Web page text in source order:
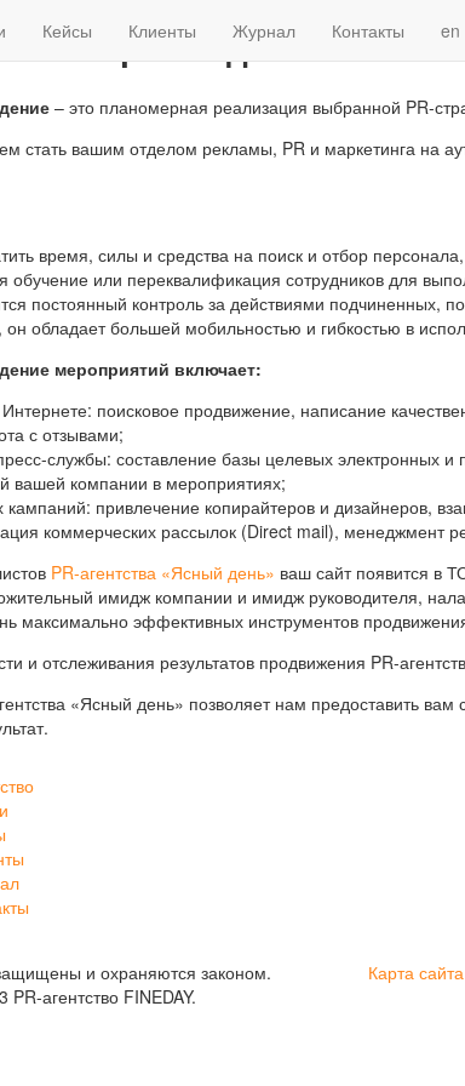
Кейсы Клиенты Журнал Контакты en
сопровождение
– это планомерная реализация выбранной PR-
вашим отделом рекламы, PR и маркетинга на
время, силы и средства на поиск и отбор
обучение или переквалификация сотрудников для
постоянный контроль за действиями подчиненных,
он обладает большей мобильностью и гибкостью в
мероприятий включает:
поисковое продвижение, написание
с отзывами;
службы: составление базы целевых электронных
вашей компании в мероприятиях;
привлечение копирайтеров и дизайнеров,
коммерческих рассылок (Direct mail), менеджмент
PR-агентства «Ясный день» ваш сайт появится в
имидж компании и имидж руководителя,
максимально эффективных инструментов
и отслеживания результатов продвижения PR-
«Ясный день» позволяет нам предоставить
и охраняются законом.
агентство FINEDAY.
Карта сайта